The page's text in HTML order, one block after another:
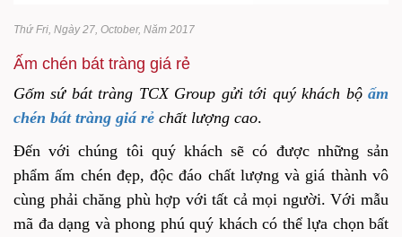
Thứ Fri, Ngày 27, October, Năm 2017
Ấm chén bát tràng giá rẻ
Gốm sứ bát tràng TCX Group gửi tới quý khách bộ ấm
chén bát tràng giá rẻ chất lượng cao.
Đến với chúng tôi quý khách sẽ có được những sản
phẩm ấm chén đẹp, độc đáo chất lượng và giá thành vô
cùng phải chăng phù hợp với tất cả mọi người. Với mẫu
mã đa dạng và phong phú quý khách có thể lựa chọn bất